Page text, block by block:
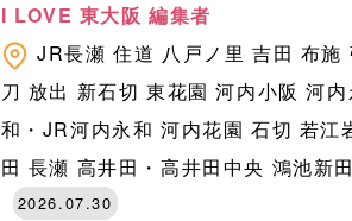
I LOVE 東大阪 編集者
JR長瀬 住道 八戸ノ里 吉田 布施
刀 放出 新石切 東花園 河内小阪 河内
和・JR河内永和 河内花園 石切 若江
田 長瀬 高井田・高井田中央 鴻池新田
2026.07.30